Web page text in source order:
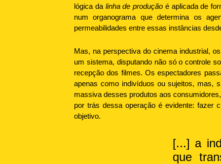
lógica da linha de produção é aplicada de
num organograma que determina os
permeabilidades entre essas instâncias
Mas, na perspectiva do cinema industrial,
um sistema, disputando não só o controle
recepção dos filmes. Os espectadores
apenas como indivíduos ou sujeitos, mas,
massiva desses produtos aos
por trás dessa operação é evidente: fazer
objetivo.
[...] a
que